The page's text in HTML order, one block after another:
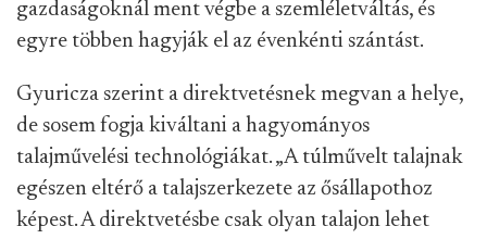
gazdaságoknál ment végbe a szemléletváltás, és
egyre többen hagyják el az évenkénti szántást.
Gyuricza szerint a direktvetésnek megvan a helye,
de sosem fogja kiváltani a hagyományos
talajművelési technológiákat. „A túlművelt talajnak
egészen eltérő a talajszerkezete az ősállapothoz
képest. A direktvetésbe csak olyan talajon lehet